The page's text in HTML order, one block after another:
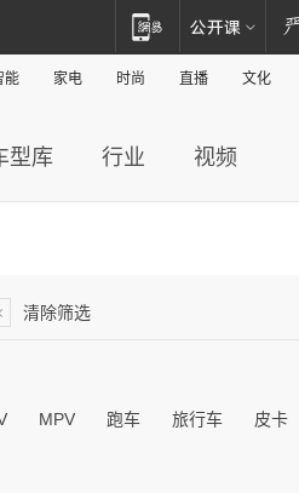
能 家电 时尚 直播 文化
型库 行业 视频
清除筛选
MPV 跑车 旅行车 皮卡